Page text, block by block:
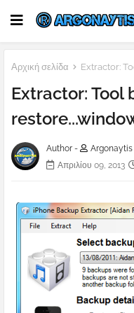
Αρχική σελίδα Extractor:
Extractor: Tool
Author -
Argonaytis
Απριλίου 09, 2013